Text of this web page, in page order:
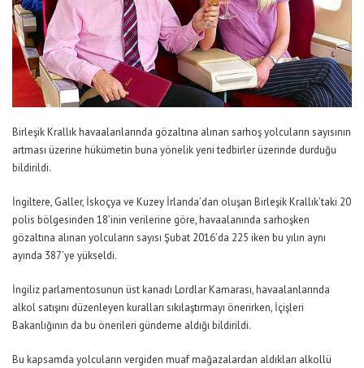
Birleşik Krallık havaalanlarında gözaltına alınan sarhoş yolcuların sayısının
artması üzerine hükümetin buna yönelik yeni tedbirler üzerinde durduğu
bildirildi.
İngiltere, Galler, İskoçya ve Kuzey İrlanda’dan oluşan Birleşik Krallık’taki 20
polis bölgesinden 18’inin verilerine göre, havaalanında sarhoşken
gözaltına alınan yolcuların sayısı Şubat 2016’da 225 iken bu yılın aynı
ayında 387’ye yükseldi.
İngiliz parlamentosunun üst kanadı Lordlar Kamarası, havaalanlarında
alkol satışını düzenleyen kuralları sıkılaştırmayı önerirken, İçişleri
Bakanlığının da bu önerileri gündeme aldığı bildirildi.
Bu kapsamda yolcuların vergiden muaf mağazalardan aldıkları alkollü